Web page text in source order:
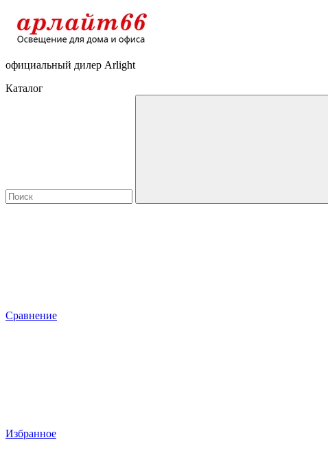
официальный дилер Arlight
Каталог
Сравнение
Избранное